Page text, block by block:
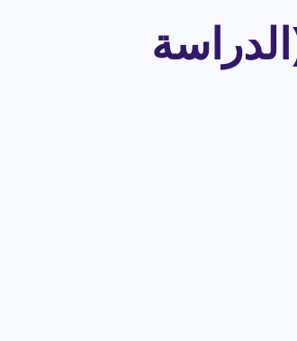
إيطاليا (الدراسة